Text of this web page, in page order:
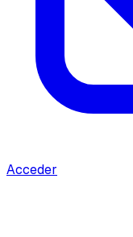
Acceder